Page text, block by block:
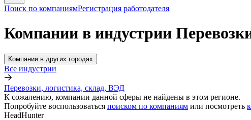
Поиск по компаниямРегистрация работодателя
Компании в индустрии
Компании в других городах
Все индустрии
Перевозки, логистика, склад, ВЭД
К сожалению, компании данной сферы не найдены в этом регионе.
Попробуйте воспользоваться поиском по компаниям или посмотреть
HeadHunter